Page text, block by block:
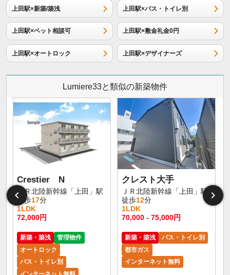
上田駅×新築/築浅 上田駅×バス・トイレ別
上田駅×ペット相談可 上田駅×敷金礼金0円
上田駅×オートロック 上田駅×デザイナーズ
Lumiere33と類似の新築物件
Crestier N
ＪＲ北陸新幹線「上田」駅
徒歩17分
1LDK
72,000円
新築・築浅
管理物件
オートロック
バス・トイレ別
クレスト大手
ＪＲ北陸新幹線「上田」駅
徒歩12分
1LDK
70,000 - 75,000円
新築・築浅
バス・トイレ別
都市ガス
インターネット無料